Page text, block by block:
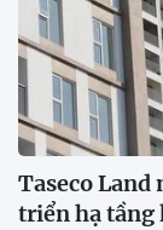
Taseco Land
triển hạ tầng